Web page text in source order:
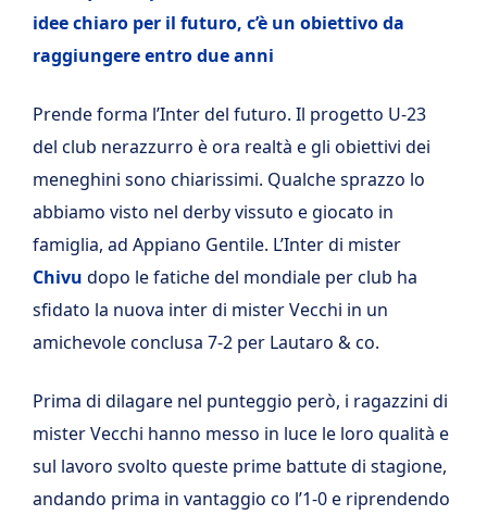
idee chiaro per il futuro, c’è un obiettivo da
raggiungere entro due anni
Prende forma l’Inter del futuro. Il progetto U-23
del club nerazzurro è ora realtà e gli obiettivi dei
meneghini sono chiarissimi. Qualche sprazzo lo
abbiamo visto nel derby vissuto e giocato in
famiglia, ad Appiano Gentile. L’Inter di mister
Chivu dopo le fatiche del mondiale per club ha
sfidato la nuova inter di mister Vecchi in un
amichevole conclusa 7-2 per Lautaro & co.
Prima di dilagare nel punteggio però, i ragazzini di
mister Vecchi hanno messo in luce le loro qualità e
sul lavoro svolto queste prime battute di stagione,
andando prima in vantaggio co l’1-0 e riprendendo